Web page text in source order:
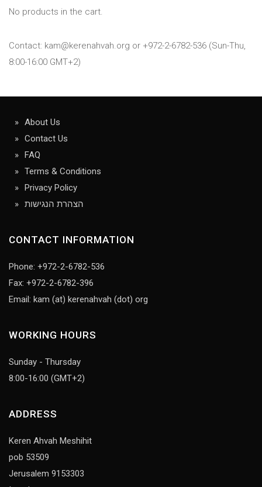
No products in the cart.
Contact: kam@kerenahvah.org or +972-2-6782-536 (Sun-Thu,
8:00-16:00 GMT+2)
About Us
Contact Us
FAQ
Terms & Conditions
Privacy Policy
הצהרת הנגישות
CONTACT INFORMATION
Phone: +972-2-6782-536
Fax: +972-2-6782-396
Email: kam (at) kerenahvah (dot) org
WORKING HOURS
Sunday - Thursday
8:00-16:00 (GMT+2)
ADDRESS
Keren Ahvah Meshihit
pob 53509
Jerusalem 9153303